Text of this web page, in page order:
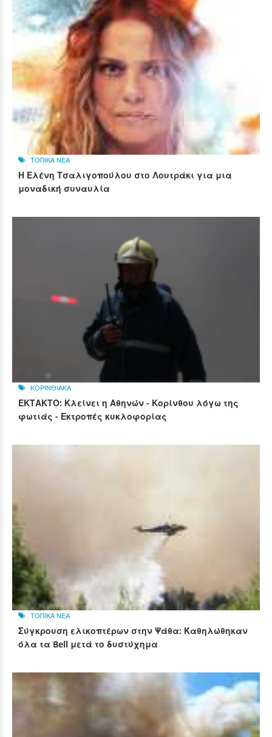
ΤΟΠΙΚΑ ΝΕΑ
Η Ελένη Τσαλιγοπούλου στο Λουτράκι για μια
μοναδική συναυλία
ΚΟΡΙΝΘΙΑΚΑ
ΕΚΤΑΚΤΟ: Κλείνει η Αθηνών - Κορίνθου λόγω της
φωτιάς - Εκτροπές κυκλοφορίας
ΤΟΠΙΚΑ ΝΕΑ
Σύγκρουση ελικοπτέρων στην Ψάθα: Καθηλώθηκαν
όλα τα Bell μετά το δυστύχημα